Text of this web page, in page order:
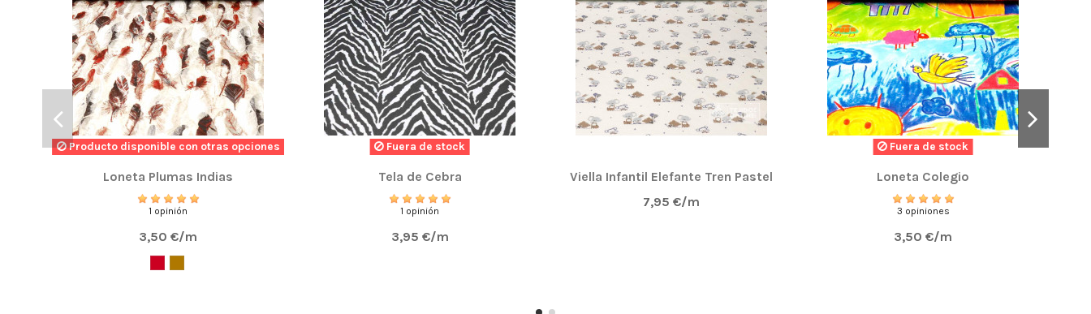
Producto disponible con otras opciones
Loneta Plumas Indias
1 opinión
3,50 €/m
Fuera de stock
Tela de Cebra
1 opinión
3,95 €/m
Viella Infantil Elefante Tren Pastel
7,95 €/m
Fuera de stock
Loneta Colegio
3 opiniones
3,50 €/m